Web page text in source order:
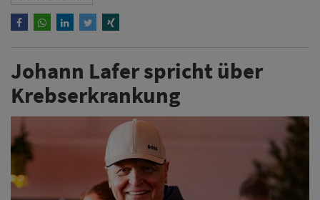
Johann Lafer spricht über
Krebserkrankung